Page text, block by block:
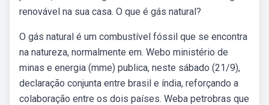
renovável na sua casa. O que é gás natural?
O gás natural é um combustível fóssil que se encontra
na natureza, normalmente em. Webo ministério de
minas e energia (mme) publica, neste sábado (21/9),
declaração conjunta entre brasil e índia, reforçando a
colaboração entre os dois países. Weba petrobras que